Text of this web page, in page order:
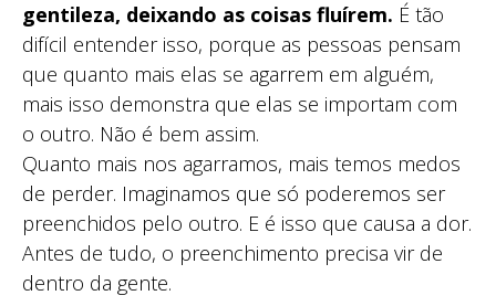
gentileza, deixando as coisas fluírem. É tão
difícil entender isso, porque as pessoas pensam
que quanto mais elas se agarrem em alguém,
mais isso demonstra que elas se importam com
o outro. Não é bem assim.
Quanto mais nos agarramos, mais temos medos
de perder. Imaginamos que só poderemos ser
preenchidos pelo outro. E é isso que causa a dor.
Antes de tudo, o preenchimento precisa vir de
dentro da gente.